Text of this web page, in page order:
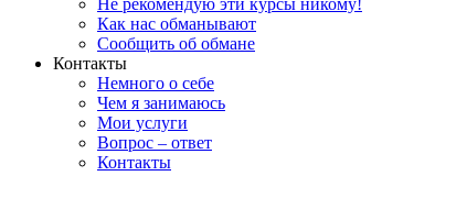
Не рекомендую эти курсы никому!
Как нас обманывают
Сообщить об обмане
Контакты
Немного о себе
Чем я занимаюсь
Мои услуги
Вопрос – ответ
Контакты